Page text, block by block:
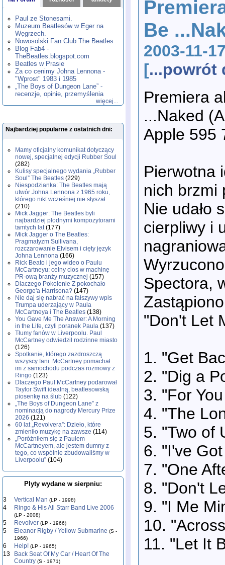
,1982,1983 ,1984,
1985, 1986,1987,1988
1990,1991 ,1992,1993 ,1994,
1995,1996, 1999
2000,2001,2002 ,2003,2004,
2005,2006, 2007
2010,2011,2012,2013,2014
2015,2016, 2017,
2020,2021,2022,2023,2024 ,
2025,2026
Paul ze Stonesami.
Muzeum Beatlesów w Eger na
Węgrzech.
Nowosolski Fan Club The Beatles
Blog Fab4 -
TheBeatles.blogspot.com
Beatles w Prasie
Za co cenimy Johna Lennona -
"Wprost" 1983 i 1985
„The Boys of Dungeon Lane” -
recenzje, opinie, przemyślenia
więcej...
Najbardziej popularne z ostatnich dni:
Mamy oficjalny komunikat dotyczący
nowej, specjalnej edycji Rubber Soul
(282)
Kulisy specjalnego wydania „Rubber
Soul” The Beatles (229)
Niespodzianka: The Beatles mają
utwór Johna Lennona z 1965 roku,
którego nikt wcześniej nie słyszał
(210)
Mick Jagger: The Beatles byli
najbardziej płodnymi kompozytorami
tamtych lat(177)
Mick Jagger o The Beatles:
Pragmatyzm Sullivana,
rozczarowanie Elvisem i cięty język
Johna Lennona (166)
Rick Beato i jego wideo o Paulu
McCartneyu: celny cios w machinę
PR-ową branży muzycznej (157)
Dlaczego Pokolenie Z pokochało
George'a Harrisona? (147)
Nie daj się nabrać na fałszywy wpis
Trumpa uderzający w Paula
McCartneya i The Beatles (138)
You Gave Me The Answer: A Morning
in the Life, czyli poranek Paula (137)
Tłumy fanów w Liverpoolu. Paul
McCartney odwiedził rodzinne miasto
(126)
Spotkanie, którego zazdroszczą
wszyscy fani. McCartney pomachał
im z samochodu podczas rozmowy z
Ringo (123)
Dlaczego Paul McCartney podarował
Taylor Swift idealną, beatlesowską
piosenkę na ślub (122)
„The Boys of Dungeon Lane” z
nominacją do nagrody Mercury Prize
2026 (121)
60 lat „Revolvera”: Dzieło, które
zmieniło muzykę na zawsze (114)
„Poróżniłem się z Paulem
McCartneyem, ale jestem dumny z
tego, co wspólnie zbudowaliśmy w
Liverpoolu” (104)
Plyty wydane w sierpniu:
3 Vertical Man (LP - 1998)
4 Ringo & His All Starr Band Live 2006
(LP - 2008)
5 Revolver (LP - 1966)
5 Eleanor Rigby / Yellow Submarine (S -
1966)
6 Help! (LP - 1965)
13
Back Seat Of My Car / Heart Of The
Country (S - 1971)
Be
2003-11-
[...powrót
Premiera
...Naked
Apple 595
Pierwotna
nich brzmi
Nie udało
cierpliwy i
Spectora,
"Don't Let
1. "Get
2. "Dig a
3. "For
4. "The
5. "Two of
6. "I've
7. "One
8. "Don't
9. "I Me
10.
11. "Let It